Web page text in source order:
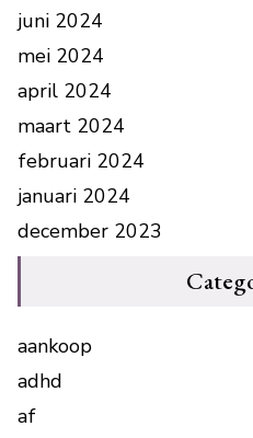
juni 2024
mei 2024
april 2024
maart 2024
februari 2024
januari 2024
december 2023
aankoop
adhd
af